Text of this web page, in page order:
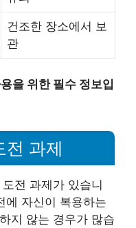
건조한 장소에서 보
관
을 위한 필수 정보입
전 과제
전 과제가 있습니
에 자신이 복용하는
지 않는 경우가 많습